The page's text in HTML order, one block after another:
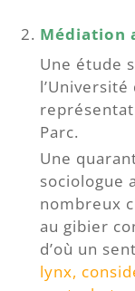
Médiation
Une étude
Parc.
Une
sociologue
nombreux
au gibier
d’où un
lynx,